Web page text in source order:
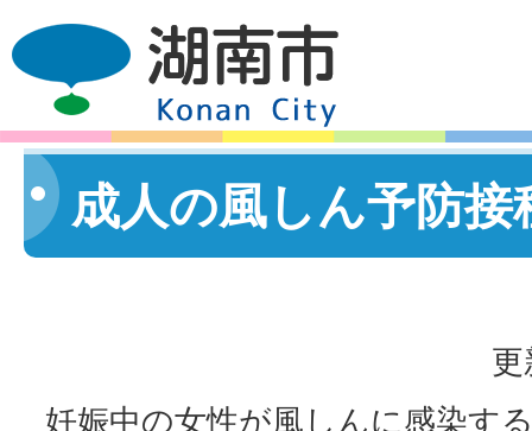
成人の風しん予防接
妊娠中の女性が風しんに感染す